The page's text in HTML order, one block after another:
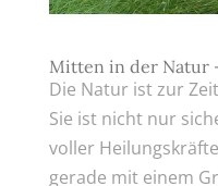
Mitten in der Natur
Die Natur ist zur
Sie ist nicht nur
voller
gerade mit einem